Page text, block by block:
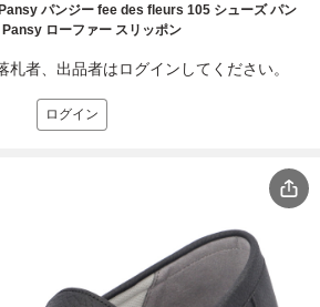
パンジー fee des fleurs 105 シューズ パン
ローファー スリッポン
札者、出品者はログインしてください。
ログイン